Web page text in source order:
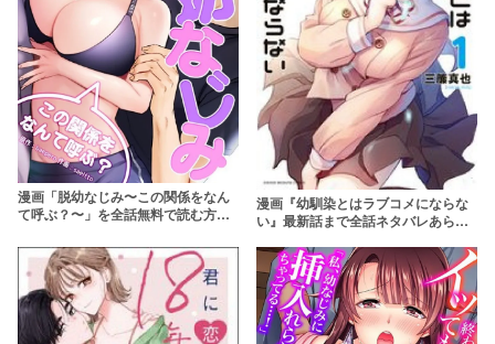
漫画「脱幼なじみ〜この関係をなん
て呼ぶ？〜」を全話無料で読む方法
読めるサービスは？【韓国】
漫画『幼馴染とはラブコメにならな
い』最新話まで全話ネタバレあらす
ちの多角形ラブコメ